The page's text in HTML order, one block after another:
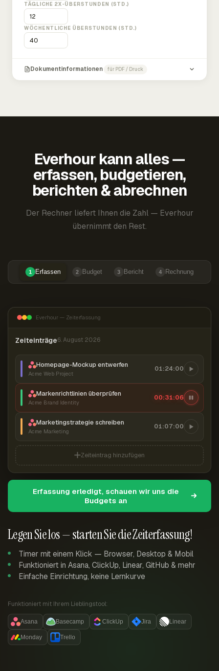
TÄGLICHE 2X-ÜBERSTUNDEN (STD.)
WÖCHENTLICHE ÜBERSTUNDEN (STD.)
Dokumentinformationen für PDF / Druck
Everhour kann alles —
erfassen, budgetieren,
berichten & abrechnen
Der Rechner liefert Ihnen die Zahl — Everhour
übernimmt den Rest.
1 Erfassen 2 Budget 3 Bericht 4 Rechnung
Legen Sie los — starten Sie die Zeiterfassung!
Timer mit einem Klick — Browser, Desktop & Mobil
Funktioniert in Asana, ClickUp, Linear, GitHub & mehr
Einfache Einrichtung, keine Lernkurve
Funktioniert mit Ihrem Lieblingstool:
Asana Basecamp ClickUp Jira Linear
Monday Trello
Everhour — Zeiterfassung
Zeiteinträge6. August 2026
Homepage-Mockup entwerfen
Acme Web Project
01:24:00
Markenrichtlinien überprüfen
Acme Brand Identity
00:31:07
Marketingstrategie schreiben
Acme Marketing
01:07:00
Zeiteintrag hinzufügen
Erfassung erledigt, schauen wir uns die
Budgets an